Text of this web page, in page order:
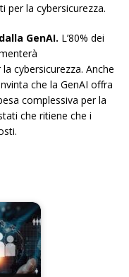
per la cybersicurezza.
GenAI. L’80% dei
cybersicurezza. Anche
che la GenAI offra
complessiva per la
che ritiene che i